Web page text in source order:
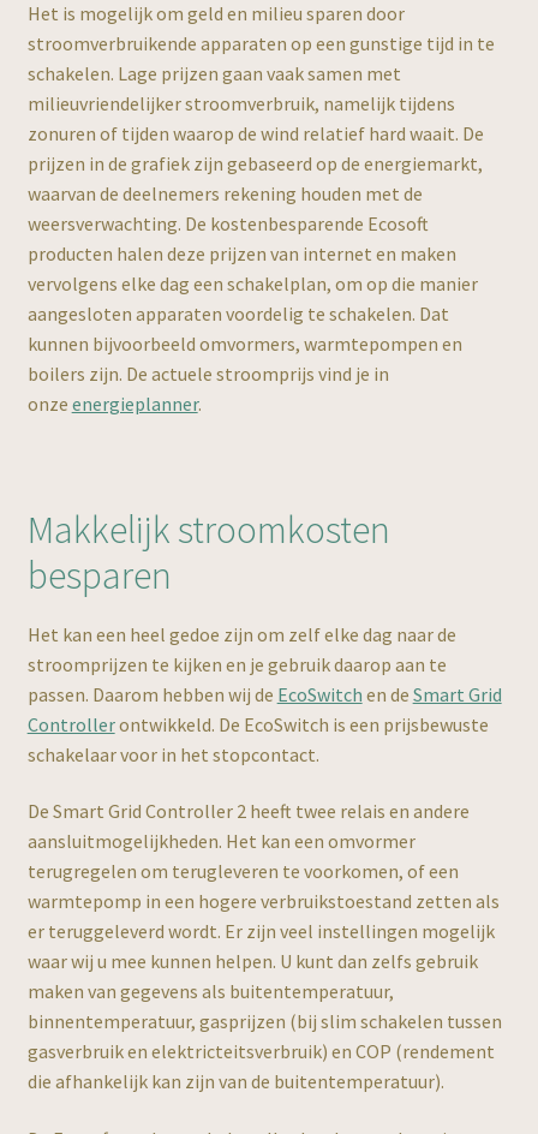
Het is mogelijk om geld en milieu sparen door
stroomverbruikende apparaten op een gunstige tijd in te
schakelen. Lage prijzen gaan vaak samen met
milieuvriendelijker stroomverbruik, namelijk tijdens
zonuren of tijden waarop de wind relatief hard waait. De
prijzen in de grafiek zijn gebaseerd op de energiemarkt,
waarvan de deelnemers rekening houden met de
weersverwachting. De kostenbesparende Ecosoft
producten halen deze prijzen van internet en maken
vervolgens elke dag een schakelplan, om op die manier
aangesloten apparaten voordelig te schakelen. Dat
kunnen bijvoorbeeld omvormers, warmtepompen en
boilers zijn. De actuele stroomprijs vind je in
onze energieplanner.
Makkelijk stroomkosten
besparen
Het kan een heel gedoe zijn om zelf elke dag naar de
stroomprijzen te kijken en je gebruik daarop aan te
passen. Daarom hebben wij de EcoSwitch en de Smart Grid
Controllerontwikkeld. De EcoSwitch is een prijsbewuste
schakelaar voor in het stopcontact.
De Smart Grid Controller 2 heeft twee relais en andere
aansluitmogelijkheden. Het kan een omvormer
terugregelen om terugleveren te voorkomen, of een
warmtepomp in een hogere verbruikstoestand zetten als
er teruggeleverd wordt. Er zijn veel instellingen mogelijk
waar wij u mee kunnen helpen. U kunt dan zelfs gebruik
maken van gegevens als buitentemperatuur,
binnentemperatuur, gasprijzen (bij slim schakelen tussen
gasverbruik en elektricteitsverbruik) en COP (rendement
die afhankelijk kan zijn van de buitentemperatuur).